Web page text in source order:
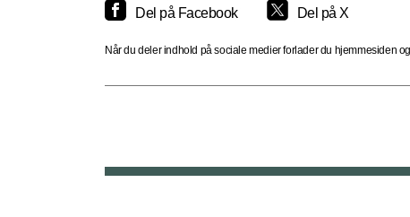
Del på Facebook Del på X
Når du deler indhold på sociale medier forlader du hjemmesiden